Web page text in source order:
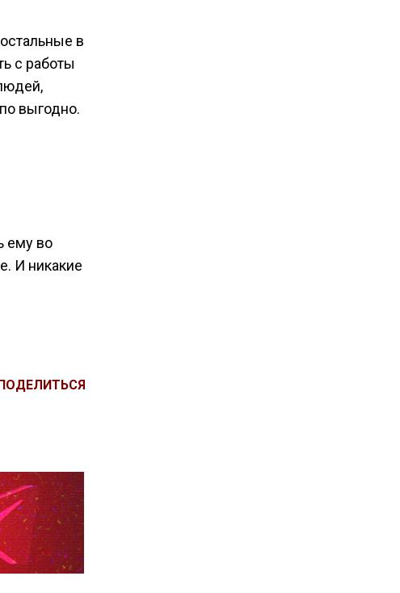
в
с работы
выгодно.
ему во
И никакие
ПОДЕЛИТЬСЯ